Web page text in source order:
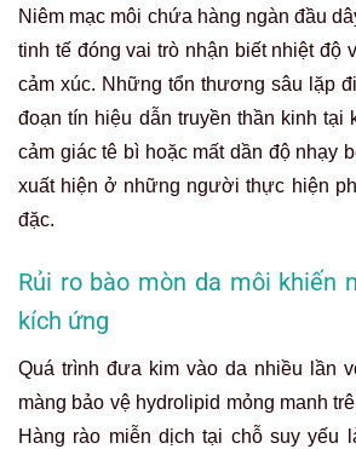
Niêm mạc môi chứa hàng ngàn đầu
tinh tế đóng vai trò nhận biết nhiệt độ
cảm xúc. Những tổn thương sâu lặp
đoạn tín hiệu dẫn truyền thần kinh tại
cảm giác tê bì hoặc mất dần độ nhạy
xuất hiện ở những người thực hiện
đặc.
Rủi ro bào mòn da môi khiến
kích ứng
Quá trình đưa kim vào da nhiều lần
màng bảo vệ hydrolipid mỏng manh
Hàng rào miễn dịch tại chỗ suy yếu